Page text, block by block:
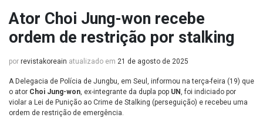
Ator Choi Jung-won recebe
ordem de restrição por stalking
por revistakoreain atualizado em 21 de agosto de 2025
A Delegacia de Polícia de Jungbu, em Seul, informou na terça-feira (19) que
o ator Choi Jung-won, ex-integrante da dupla pop UN, foi indiciado por
violar a Lei de Punição ao Crime de Stalking (perseguição) e recebeu uma
ordem de restrição de emergência.